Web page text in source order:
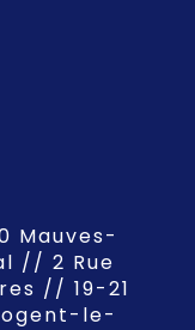
// 2 Rue
// 19-21
le-